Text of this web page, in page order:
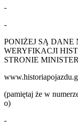
-
-
PONIŻEJ SĄ DANE
WERYFIKACJI
STRONIE
(pamiętaj że w
o)
-